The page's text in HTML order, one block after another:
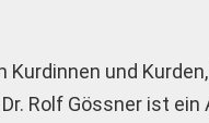
und
Rolf Gössner ist